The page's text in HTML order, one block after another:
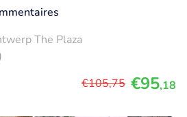
The Plaza
€105,75 €95,18